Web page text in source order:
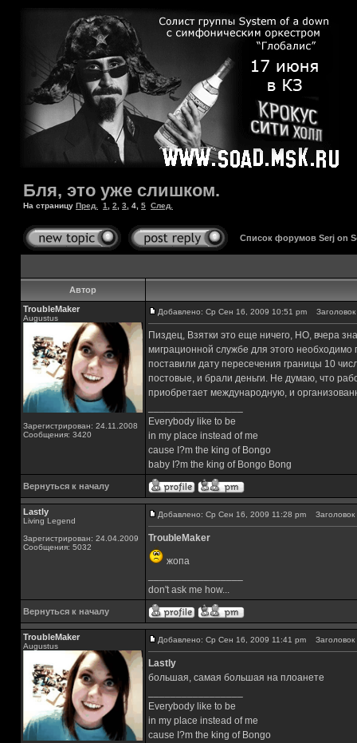
Бля, это уже слишком.
На страницу Пред. 1 2 3 4 5 След.
Список форумов Serj on
Автор
TroubleMaker
Augustus
Зарегистрирован: 24.11.2008
Сообщения: 3420
Добавлено: Ср Сен 16, 2009 10:51 pm
Пиздец, Взятки это еще ничего, НО, вчера
миграционной службе для этого
поставили дату пересечения границы 10
постовые, и брали деньги. Не думаю, что
приобретает международную, и
Everybody like to be
in my place instead of me
cause I?m the king of Bongo
baby I?m the king of Bongo Bong
Вернуться к началу
Lastly
Living Legend
Зарегистрирован: 24.04.2009
Сообщения: 5032
Добавлено: Ср Сен 16, 2009 11:28 pm
TroubleMaker
жопа
don't ask me how...
Вернуться к началу
TroubleMaker
Augustus
Добавлено: Ср Сен 16, 2009 11:41 pm
Lastly
большая, самая большая на плоанете
Everybody like to be
in my place instead of me
cause I?m the king of Bongo